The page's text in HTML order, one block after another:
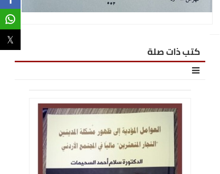
كتب ذات صلة